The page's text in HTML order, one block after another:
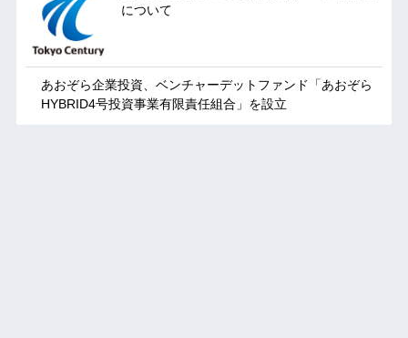
について
あおぞら企業投資、ベンチャーデットファンド「あおぞら
HYBRID4号投資事業有限責任組合」を設立